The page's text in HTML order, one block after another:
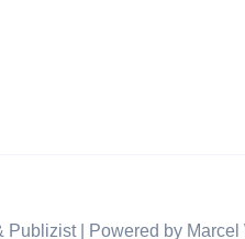
| Powered by